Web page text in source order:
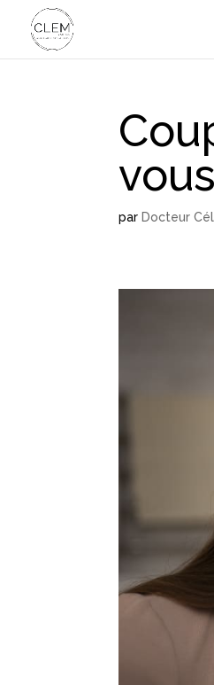
par Docteur